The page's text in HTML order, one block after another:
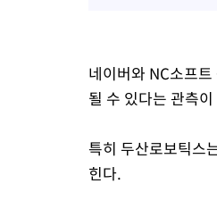
네이버와 NC소프
될 수 있다는 관측
특히 두산로보틱스
힌다.